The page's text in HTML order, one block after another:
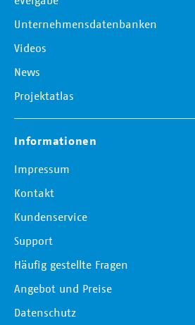
Unternehmensdatenbanken
Videos
News
Projektatlas
Informationen
Impressum
Kontakt
Kundenservice
Support
Häufig gestellte Fragen
Angebot und Preise
Datenschutz